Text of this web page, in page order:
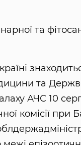
та
та
АЧС 10
комісії при